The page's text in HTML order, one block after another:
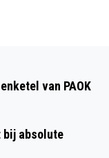
van PAOK
bij absolute